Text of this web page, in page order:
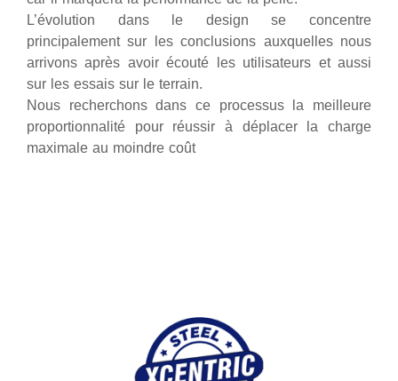
L’évolution dans le design se concentre
principalement sur les conclusions auxquelles nous
arrivons après avoir écouté les utilisateurs et aussi
sur les essais sur le terrain.
Nous recherchons dans ce processus la meilleure
proportionnalité pour réussir à déplacer la charge
maximale au moindre coût